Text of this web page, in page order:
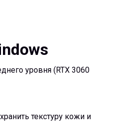
уровня (RTX 3060
текстуру кожи и